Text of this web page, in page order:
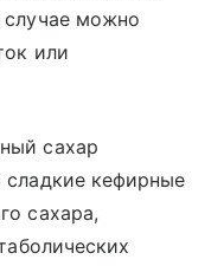
можно
или
сахар
кефирные
сахара,